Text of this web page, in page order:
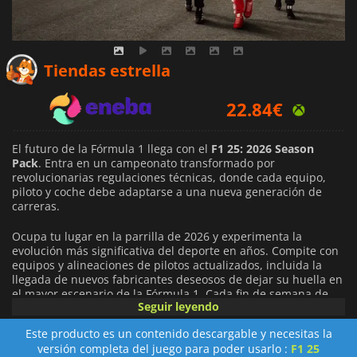
Tiendas estrella
22.84€
23.99€
El futuro de la Fórmula 1 llega con el F1 25: 2026 Season
Pack. Entra en un campeonato transformado por
revolucionarias regulaciones técnicas, donde cada equipo,
piloto y coche debe adaptarse a una nueva generación de
carreras.
Ocupa tu lugar en la parrilla de 2026 y experimenta la
evolución más significativa del deporte en años. Compite con
equipos y alineaciones de pilotos actualizados, incluida la
llegada de nuevos fabricantes deseosos de dejar su huella en
el mayor escenario de la Fórmula 1. Cada fin de semana de
carrera trae nuevas rivalidades, desafíos y oportunidades
para dar forma a la historia de una temporada inolvidable.
Ponte al volante de los últimos coches de Fórmula 1,
Seguir leyendo
Este producto es un contenido descargable y necesitas la
versión completa del juego para poder usarlo : F1 25